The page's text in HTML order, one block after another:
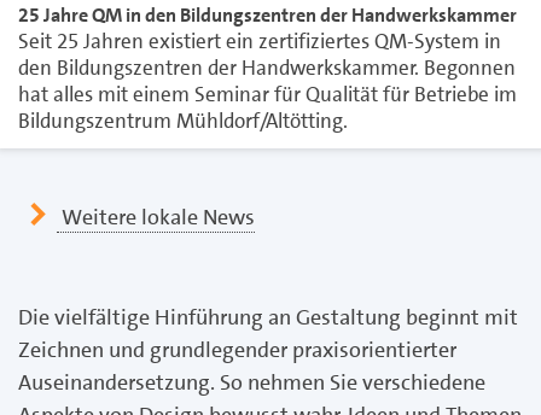
25 Jahre QM in den Bildungszentren der Handwerkskammer
Seit 25 Jahren existiert ein zertifiziertes QM-System in
den Bildungszentren der Handwerkskammer. Begonnen
hat alles mit einem Seminar für Qualität für Betriebe im
Bildungszentrum Mühldorf/Altötting.
Weitere lokale News
Die vielfältige Hinführung an Gestaltung beginnt mit
Zeichnen und grundlegender praxisorientierter
Auseinandersetzung. So nehmen Sie verschiedene